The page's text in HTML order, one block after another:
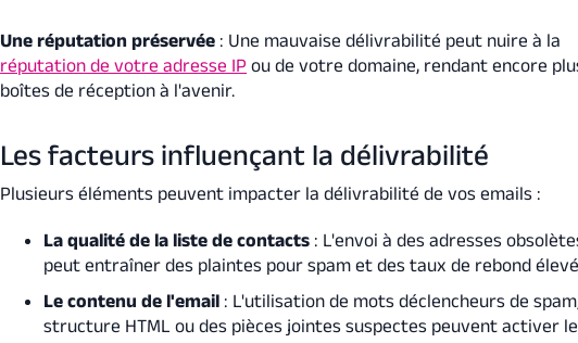
Une réputation préservée : Une mauvaise délivrabilité peut nuire à la
réputation de votre adresse IP ou de votre domaine, rendant encore
boîtes de réception à l'avenir.
Les facteurs influençant la délivrabilité
Plusieurs éléments peuvent impacter la délivrabilité de vos emails :
La qualité de la liste de contacts : L'envoi à des adresses
peut entraîner des plaintes pour spam et des taux de rebond
Le contenu de l'email : L'utilisation de mots déclencheurs de
structure HTML ou des pièces jointes suspectes peuvent activer